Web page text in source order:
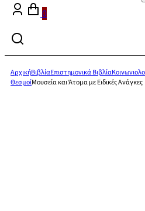
0
ΑρχικήΒιβλίαΕπιστημονικά Βιβλία
ΘεσμοίΜουσεία και Άτομα με Ειδικές Ανάγκες